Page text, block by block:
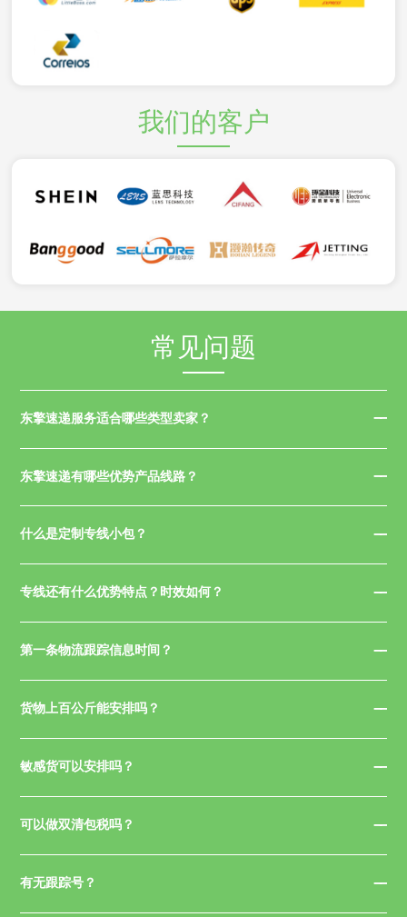
我们的客户
常见问题
东擎速递服务适合哪些类型卖家？
东擎速递有哪些优势产品线路？
什么是定制专线小包？
专线还有什么优势特点？时效如何？
第一条物流跟踪信息时间？
货物上百公斤能安排吗？
敏感货可以安排吗？
可以做双清包税吗？
有无跟踪号？